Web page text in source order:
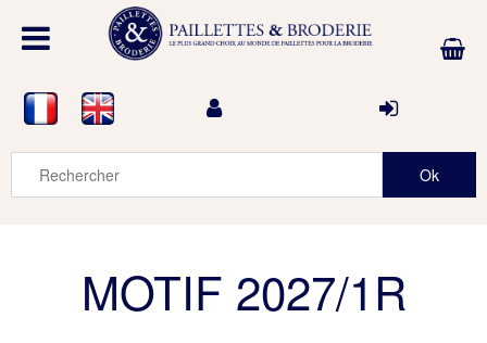
MOTIF 2027/1R